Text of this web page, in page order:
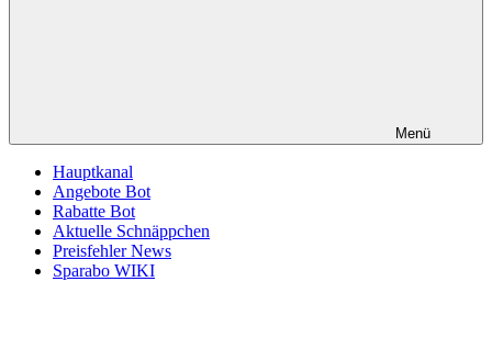
Menü
Hauptkanal
Angebote Bot
Rabatte Bot
Aktuelle Schnäppchen
Preisfehler News
Sparabo WIKI